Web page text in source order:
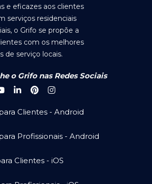
e eficazes aos clientes
serviços residenciais
o Grifo se propõe a
com os melhores
de serviço locais.
o Grifo nas Redes Sociais
Clientes - Android
Profissionais - Android
Clientes - iOS